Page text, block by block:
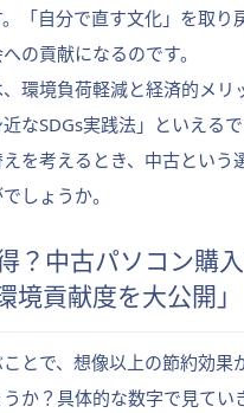
「自分で直す文化」を取り
の貢献になるのです。
環境負荷軽減と経済的メリ
なSDGs実践法」といえる
を考えるとき、中古という
しょうか。
？中古パソコン購
境貢献度を大公開」
とで、想像以上の節約効果
か？具体的な数字で見てい